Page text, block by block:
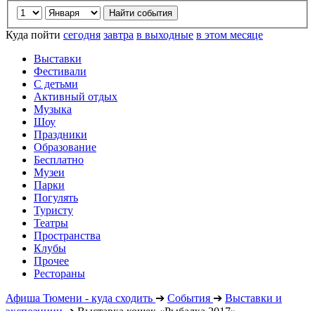
Куда пойти сегодня завтра в выходные в этом месяце
Выставки
Фестивали
С детьми
Активный отдых
Музыка
Шоу
Праздники
Образование
Бесплатно
Музеи
Парки
Погулять
Туристу
Театры
Пространства
Клубы
Прочее
Рестораны
Афиша Тюмени - куда сходить ➔ События ➔ Выставки и